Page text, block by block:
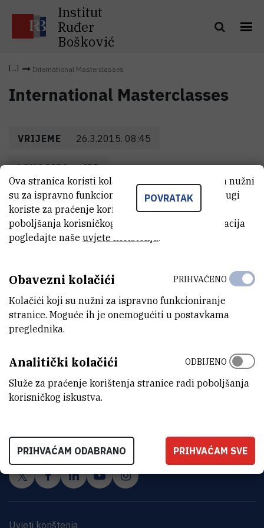
Institut
Ruđer
Bošković
International Masterclasses
International Masterclasses
VRIJEME 26.3.2015. 08:45
LOKACIJA IRB
INSTITUT RUĐER BOŠKOVIĆ
KONTAKTIRAJTE NAS
Uvjeti korištenja
POVRATAK
Ova stranica koristi kolačiće. Neki od tih kolačića nužni
su za ispravno funkcioniranje stranice, dok se drugi
koriste za praćenje korištenja stranice radi
poboljšanja korisničkog iskustva. Za više informacija
pogledajte naše uvjete korištenja.
Obavezni kolačići
Kolačići koji su nužni za ispravno funkcioniranje
stranice. Moguće ih je onemogućiti u postavkama
preglednika.
PRIHVAĆENO
Analitički kolačići
Služe za praćenje korištenja stranice radi poboljšanja
korisničkog iskustva.
ODBIJENO
PRIHVAĆAM ODABRANO PRIHVAĆAM SVE